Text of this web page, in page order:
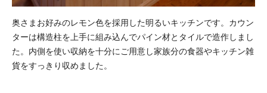
奥さまお好みのレモン色を採用した明るいキッチンです。カウン
ターは構造柱を上手に組み込んでパイン材とタイルで造作しまし
た。内側を使い収納を十分にご用意し家族分の食器やキッチン雑
貨をすっきり収めました。